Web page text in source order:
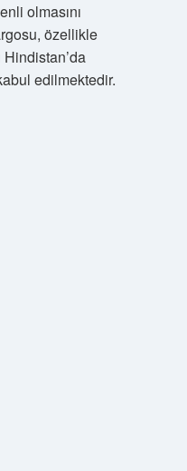
olmasını
özellikle
edilmektedir.